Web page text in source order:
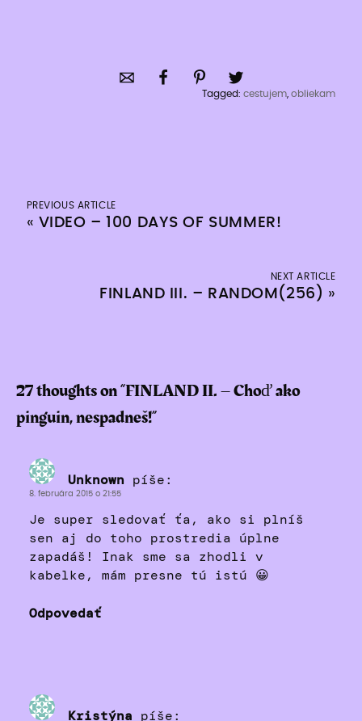
Tagged:cestujem ,obliekam
PREVIOUS ARTICLE
« VIDEO – 100 DAYS OF SUMMER!
NEXT ARTICLE
FINLAND III. – RANDOM(256) »
27 thoughts on “FINLAND II. – Choď ako
pinguin, nespadneš!”
Unknown píše:
8. februára 2015 o 21:55
Je super sledovať ťa, ako si plníš
sen aj do toho prostredia úplne
zapadáš! Inak sme sa zhodli v
kabelke, mám presne tú istú 😀
Odpovedať
Kristýna píše: